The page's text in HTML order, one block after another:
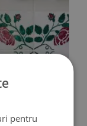
pentru